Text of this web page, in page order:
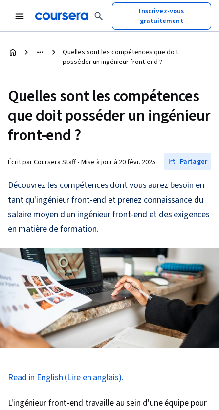
Inscrivez-vous
gratuitement
Quelles sont les compétences que doit
posséder un ingénieur front-end ?
Quelles sont les compétences
que doit posséder un ingénieur
front-end ?
Écrit par Coursera Staff • Mise à jour à 20 févr. 2025 Partager
Découvrez les compétences dont vous aurez besoin en
tant qu'ingénieur front-end et prenez connaissance du
salaire moyen d'un ingénieur front-end et des exigences
en matière de formation.
Read in English (Lire en anglais).
L'ingénieur front-end travaille au sein d'une équipe pour